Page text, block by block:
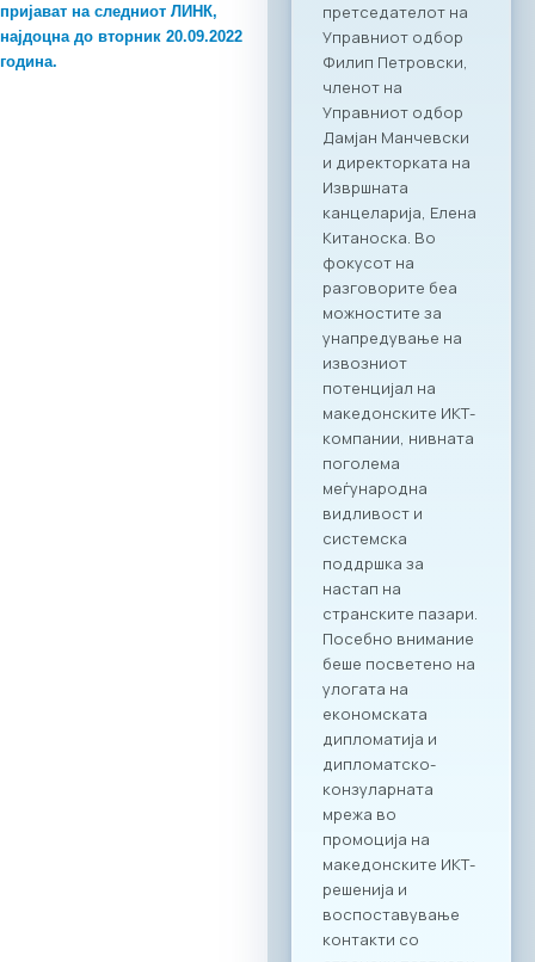
пријават на следниот ЛИНК,
најдоцна до вторник 20.09.2022
година.
платформа помеѓу
македонскиот и
грчкиот ИКТ
сектор, со цел
поттикнување на
регионалниот
раст, отворање
нови пазари и
воспоставување
директни
партнерства
помеѓу компаниите
од двете земји.
Програма на
настанот Настанот
ќе биде отворен со
обраќања на
високо
министерско и
амбасадорско
ниво, по што ќе
следува свечено
потпишување на
Меморандум за
соработка помеѓу
МАСИТ и SETPE.
Програмата
предвидува
стручни
презентации за
состојбите во ИКТ
секторите во
двете земји,
пленарен преглед
на процесите на
дигитализација во
клучните
индустрии, како и